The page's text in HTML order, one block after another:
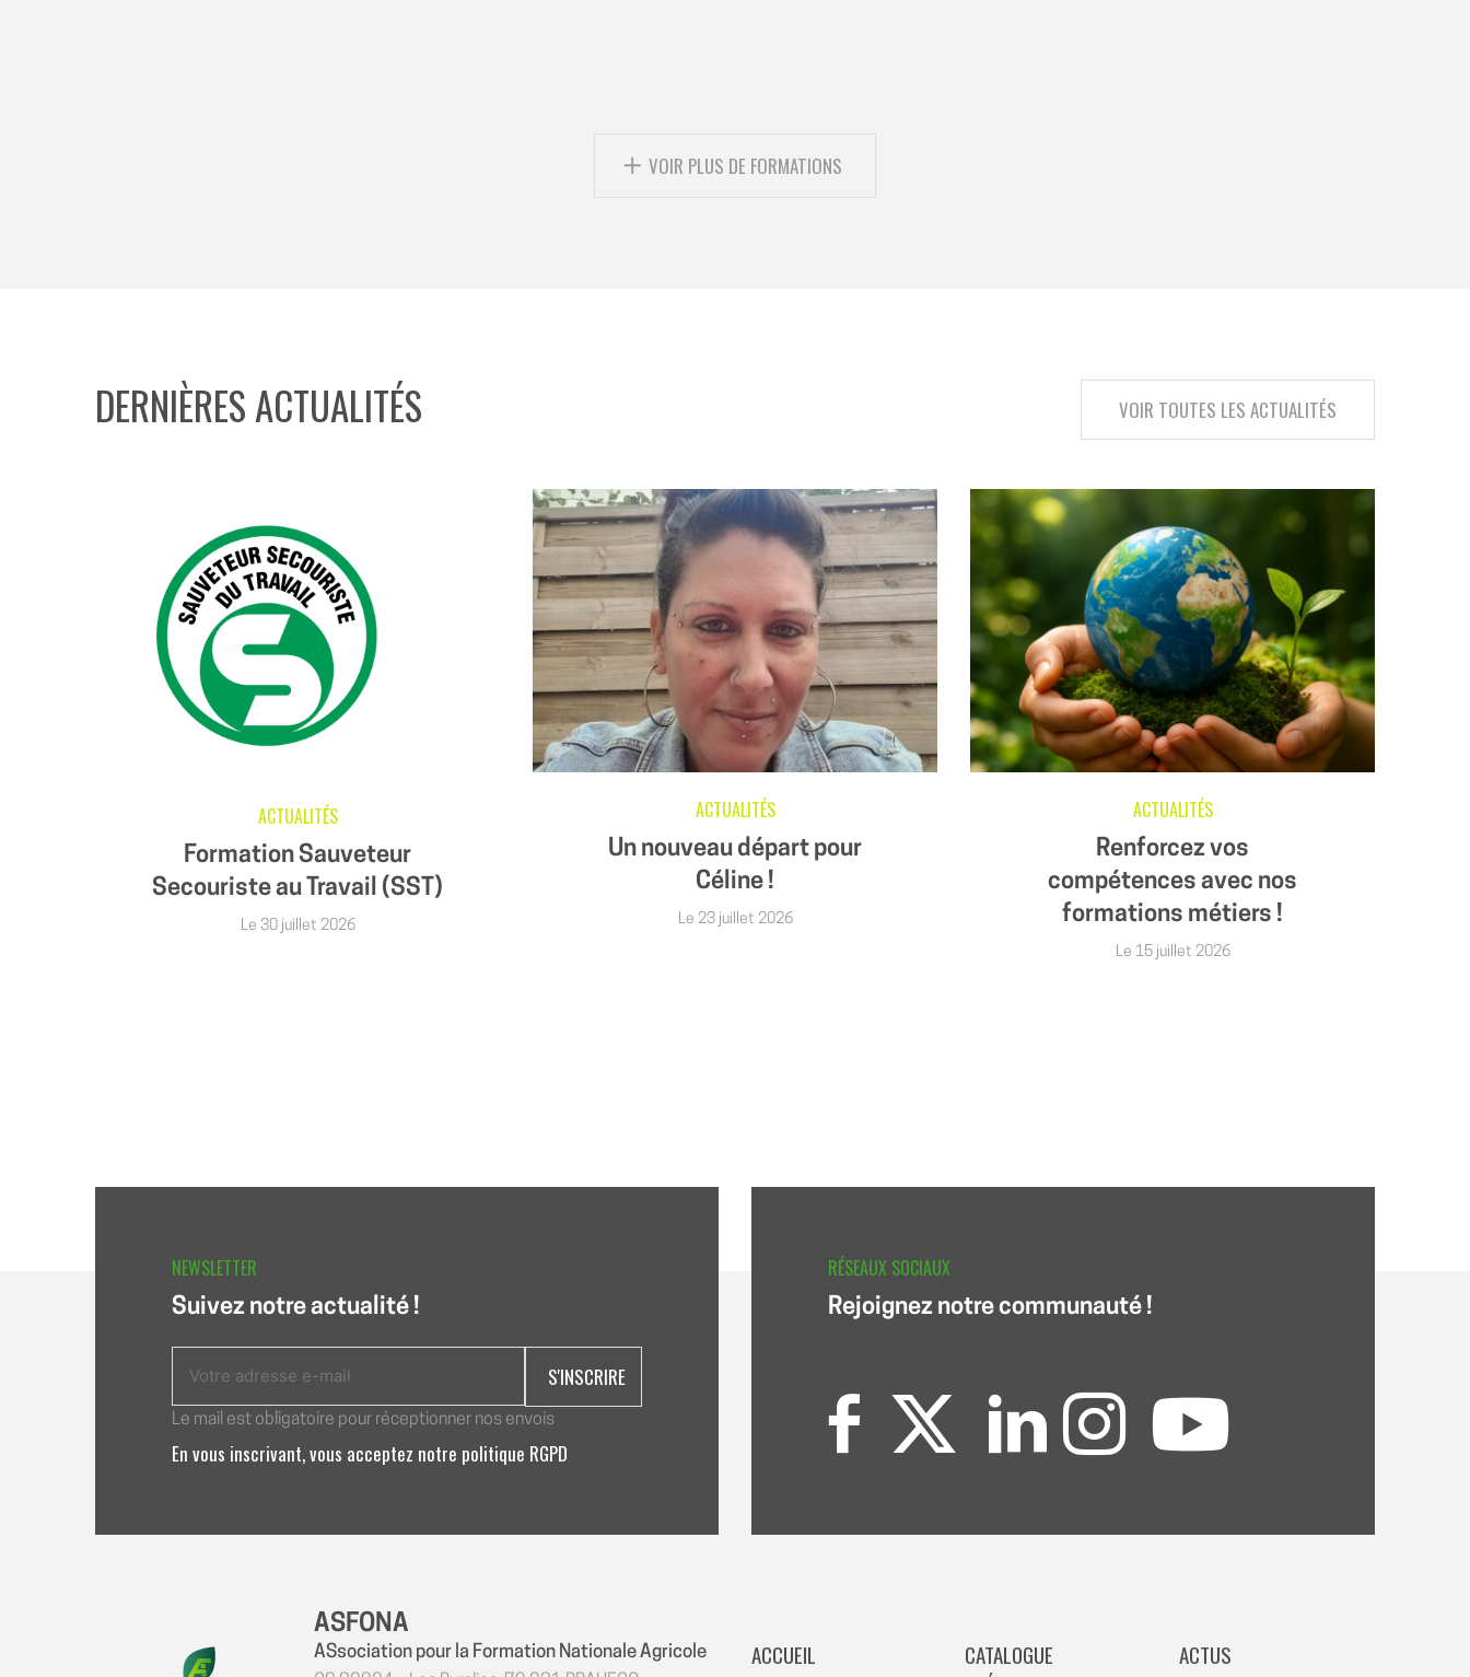
VOIR PLUS DE FORMATIONS
DERNIÈRES ACTUALITÉS VOIR TOUTES LES ACTUALITÉS
ACTUALITÉS
Formation Sauveteur
Secouriste au Travail (SST)
Le 30 juillet 2026
ACTUALITÉS
Un nouveau départ pour
Céline !
Le 23 juillet 2026
ACTUALITÉS
Renforcez vos
compétences avec nos
formations métiers !
Le 15 juillet 2026
NEWSLETTER
Suivez notre actualité !
Le mail est obligatoire pour réceptionner nos envois
En vous inscrivant, vous acceptez notre politique RGPD
RÉSEAUX SOCIAUX
Rejoignez notre communauté !
ASFONA
ASsociation pour la Formation Nationale Agricole
ACCUEIL
CATALOGUE
ACTUS